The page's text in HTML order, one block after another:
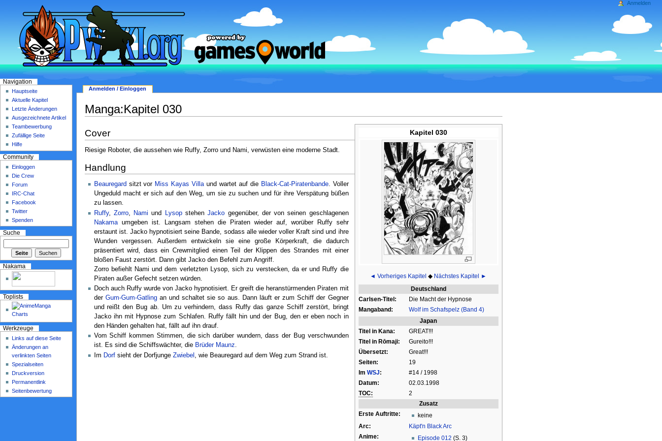
Manga:Kapitel 030
Kapitel 030
◄ Vorheriges Kapitel ◆ Nächstes Kapitel ►
Deutschland
Carlsen-Titel:
Die Macht der Hypnose
Mangaband:
Wolf im Schafspelz (Band 4)
Japan
Titel in Kana:
GREAT!!!
Titel in Rōmaji:
Gureito!!!
Übersetzt:
Great!!!
Seiten:
19
Im WSJ:
#14 / 1998
Datum:
02.03.1998
TOC:
2
Zusatz
Erste Auftritte:
keine
Arc:
Käpt'n Black Arc
Anime:
Episode 012 (S. 3)
Cover
Riesige Roboter, die aussehen wie Ruffy, Zorro und Nami, verwüsten eine moderne Stadt.
Handlung
Beauregard sitzt vor Miss Kayas Villaund wartet auf die Black-Cat-Piratenbande. Voller
Ungeduld macht er sich auf den Weg, um sie zu suchen und für ihre Verspätung büßen
zu lassen.
Ruffy, Zorro, Nami und LysopstehenJacko gegenüber, der von seinen geschlagenen
Nakamaumgeben ist. Langsam stehen die Piraten wieder auf, worüber Ruffy sehr
erstaunt ist. Jacko hypnotisiert seine Bande, sodass alle wieder voller Kraft sind und ihre
Wunden vergessen. Außerdem entwickeln sie eine große Körperkraft, die dadurch
präsentiert wird, dass ein Crewmitglied einen Teil der Klippen des Strandes mit einer
bloßen Faust zerstört. Dann gibt Jacko den Befehl zum Angriff.
Zorro befiehlt Nami und dem verletzten Lysop, sich zu verstecken, da er und Ruffy die
Piraten außer Gefecht setzen würden.
Doch auch Ruffy wurde von Jacko hypnotisiert. Er greift die heranstürmenden Piraten mit
der Gum-Gum-Gatlingan und schaltet sie so aus. Dann läuft er zum Schiff der Gegner
und reißt den Bug ab. Um zu verhindern, dass Ruffy das ganze Schiff zerstört, bringt
Jacko ihn mit Hypnose zum Schlafen. Ruffy fällt hin und der Bug, den er eben noch in
den Händen gehalten hat, fällt auf ihn drauf.
Vom Schiff kommen Stimmen, die sich darüber wundern, dass der Bug verschwunden
ist. Es sind die Schiffswächter, die Brüder Maunz.
Im Dorfsieht der Dorfjunge Zwiebel , wie Beauregard auf dem Weg zum Strand ist.
Anmelden / Einloggen
Anmelden
Navigation
Hauptseite
Aktuelle Kapitel
Letzte Änderungen
Ausgezeichnete Artikel
Teambewerbung
Zufällige Seite
Hilfe
Community
Einloggen
Die Crew
Forum
IRC-Chat
Facebook
Twitter
Spenden
Suche
Nakama
Toplists
Werkzeuge
Links auf diese Seite
Änderungen an
verlinkten Seiten
Spezialseiten
Druckversion
Permanentlink
Seitenbewertung